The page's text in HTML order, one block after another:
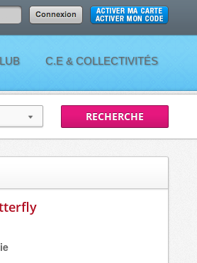
C.E & COLLECTIVITÉS